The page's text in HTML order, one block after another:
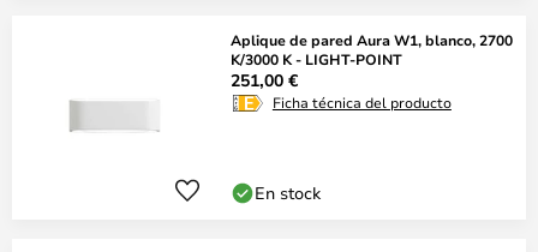
Aplique de pared Aura W1, blanco, 2700
K/3000 K - LIGHT-POINT
251,00 €
Ficha técnica del producto
En stock